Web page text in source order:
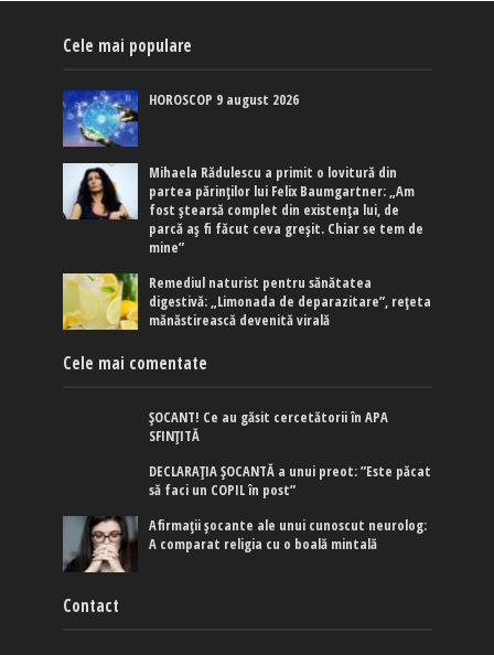
Cele mai populare
HOROSCOP 9 august 2026
Mihaela Rădulescu a primit o lovitură din
partea părinților lui Felix Baumgartner: „Am
fost ștearsă complet din existența lui, de
parcă aș fi făcut ceva greșit. Chiar se tem de
mine”
Remediul naturist pentru sănătatea
digestivă: „Limonada de deparazitare”, rețeta
mănăstirească devenită virală
Cele mai comentate
ȘOCANT! Ce au găsit cercetătorii în APA
SFINȚITĂ
DECLARAȚIA ȘOCANTĂ a unui preot: ”Este păcat
să faci un COPIL în post”
Afirmaţii şocante ale unui cunoscut neurolog:
A comparat religia cu o boală mintală
Contact